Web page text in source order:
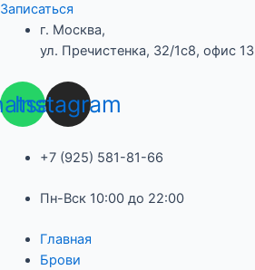
Записаться
г. Москва,
ул. Пречистенка, 32/1с8, офис 13
Instagram
+7 (925) 581-81-66
Пн-Вск 10:00 до 22:00
Главная
Брови